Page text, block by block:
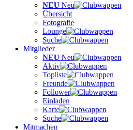
NEU Neu
Übersicht
Fotografie
Lounge
Suche
Mitglieder
NEU Neu
Aktiv
Topliste
Freunde
Follower
Einladen
Karte
Suche
Mitmachen